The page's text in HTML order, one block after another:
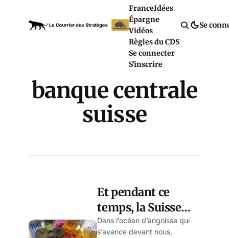
FranceIdées
Épargne
Vidéos
Règles du CDS
Se connecter
S'inscrire
Se
banque centrale
suisse
Et pendant ce
temps, la Suisse
s’enrichit trop… et
Dans l’océan d’angoisse qui
s’avance devant nous,